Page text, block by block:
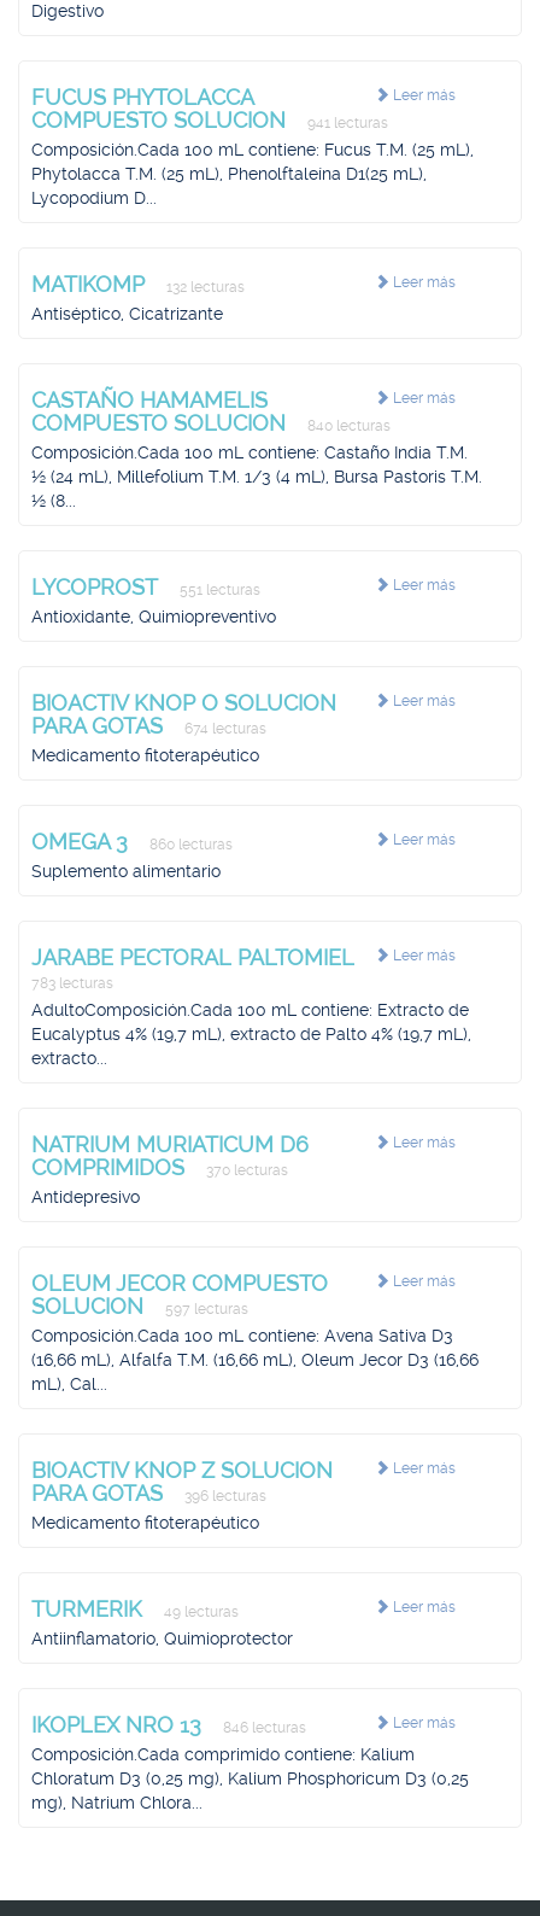
Digestivo
Leer más
FUCUS PHYTOLACCA
COMPUESTO SOLUCION
941 lecturas
Composición.Cada 100 mL contiene: Fucus T.M. (25 mL),
Phytolacca T.M. (25 mL), Phenolftaleína D1(25 mL),
Lycopodium D...
Leer más
MATIKOMP 132 lecturas
Antiséptico, Cicatrizante
Leer más
CASTAÑO HAMAMELIS
COMPUESTO SOLUCION
840 lecturas
Composición.Cada 100 mL contiene: Castaño India T.M.
½ (24 mL), Millefolium T.M. 1/3 (4 mL), Bursa Pastoris T.M.
½ (8...
Leer más
LYCOPROST 551 lecturas
Antioxidante, Quimiopreventivo
Leer más
BIOACTIV KNOP O SOLUCION
PARA GOTAS
674 lecturas
Medicamento fitoterapéutico
Leer más
OMEGA 3 860 lecturas
Suplemento alimentario
Leer más
JARABE PECTORAL PALTOMIEL
783 lecturas
AdultoComposición.Cada 100 mL contiene: Extracto de
Eucalyptus 4% (19,7 mL), extracto de Palto 4% (19,7 mL),
extracto...
Leer más
NATRIUM MURIATICUM D6
COMPRIMIDOS
370 lecturas
Antidepresivo
Leer más
OLEUM JECOR COMPUESTO
SOLUCION
597 lecturas
Composición.Cada 100 mL contiene: Avena Sativa D3
(16,66 mL), Alfalfa T.M. (16,66 mL), Oleum Jecor D3 (16,66
mL), Cal...
Leer más
BIOACTIV KNOP Z SOLUCION
PARA GOTAS
396 lecturas
Medicamento fitoterapéutico
Leer más
TURMERIK 49 lecturas
Antiinflamatorio, Quimioprotector
Leer más
IKOPLEX NRO 13 846 lecturas
Composición.Cada comprimido contiene: Kalium
Chloratum D3 (0,25 mg), Kalium Phosphoricum D3 (0,25
mg), Natrium Chlora...